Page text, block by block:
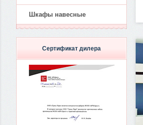
Шкафы навесные
Сертификат дилера